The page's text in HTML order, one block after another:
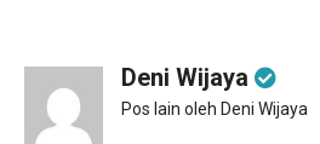
Deni Wijaya
Pos lain oleh Deni Wijaya